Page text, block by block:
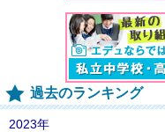
過去のランキング
2023年